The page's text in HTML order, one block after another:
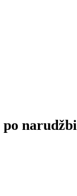
po narudžbi